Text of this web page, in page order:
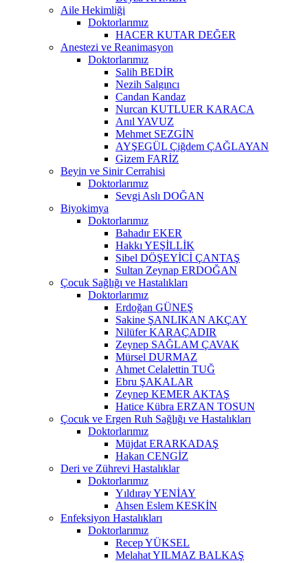
Aile Hekimliği
Doktorlarımız
HACER KUTAR DEĞER
Anestezi ve Reanimasyon
Doktorlarımız
Salih BEDİR
Nezih Salgıncı
Candan Kandaz
Nurcan KUTLUER KARACA
Anıl YAVUZ
Mehmet SEZGİN
AYŞEGÜL Çiğdem ÇAĞLAYAN
Gizem FARİZ
Beyin ve Sinir Cerrahisi
Doktorlarımız
Sevgi Aslı DOĞAN
Biyokimya
Doktorlarımız
Bahadır EKER
Hakkı YEŞİLLİK
Sibel DÖŞEYİCİ ÇANTAŞ
Sultan Zeynap ERDOĞAN
Çocuk Sağlığı ve Hastalıkları
Doktorlarımız
Erdoğan GÜNEŞ
Sakine ŞANLIKAN AKÇAY
Nilüfer KARAÇADIR
Zeynep SAĞLAM ÇAVAK
Mürsel DURMAZ
Ahmet Celalettin TUĞ
Ebru ŞAKALAR
Zeynep KEMER AKTAŞ
Hatice Kübra ERZAN TOSUN
Çocuk ve Ergen Ruh Sağlığı ve Hastalıkları
Doktorlarımız
Müjdat ERARKADAŞ
Hakan CENGİZ
Deri ve Zührevi Hastalıklar
Doktorlarımız
Yıldıray YENİAY
Ahsen Eslem KESKİN
Enfeksiyon Hastalıkları
Doktorlarımız
Recep YÜKSEL
Melahat YILMAZ BALKAŞ